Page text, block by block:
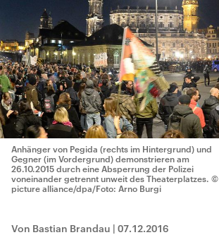
Anhänger von Pegida (rechts im Hintergrund) und
Gegner (im Vordergrund) demonstrieren am
26.10.2015 durch eine Absperrung der Polizei
voneinander getrennt unweit des Theaterplatzes. ©
picture alliance/dpa/Foto: Arno Burgi
Von Bastian Brandau | 07.12.2016